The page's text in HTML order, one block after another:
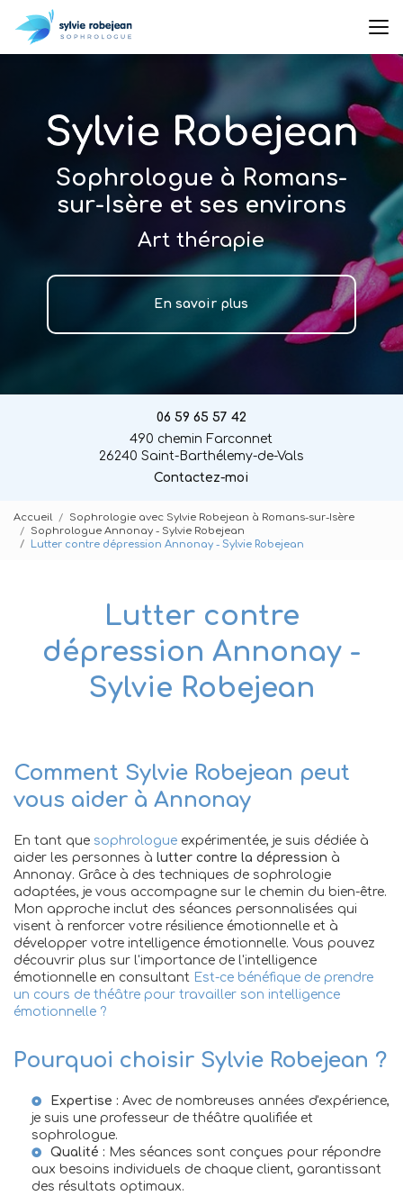
au
contenu
Sophrologue à Romans-
sur-Isère et ses environs
Art thérapie
En savoir plus
06 59 65 57 42
490 chemin Farconnet
26240 Saint-Barthélemy-de-Vals
Contactez-moi
Accueil
Sophrologie avec Sylvie Robejean à Romans-sur-Isère
Sophrologue Annonay - Sylvie Robejean
Lutter contre dépression Annonay - Sylvie Robejean
Lutter contre
dépression Annonay -
Sylvie Robejean
Comment Sylvie Robejean peut
vous aider à Annonay
En tant que sophrologue expérimentée, je suis dédiée à
aider les personnes à lutter contre la dépression à
Annonay. Grâce à des techniques de sophrologie
adaptées, je vous accompagne sur le chemin du bien-être.
Mon approche inclut des séances personnalisées qui
visent à renforcer votre résilience émotionnelle et à
développer votre intelligence émotionnelle. Vous pouvez
découvrir plus sur l'importance de l'intelligence
émotionnelle en consultant Est-ce bénéfique de prendre
un cours de théâtre pour travailler son intelligence
émotionnelle ?
Pourquoi choisir Sylvie Robejean ?
Expertise : Avec de nombreuses années d'expérience,
je suis une professeur de théâtre qualifiée et
sophrologue.
Qualité : Mes séances sont conçues pour répondre
aux besoins individuels de chaque client, garantissant
des résultats optimaux.